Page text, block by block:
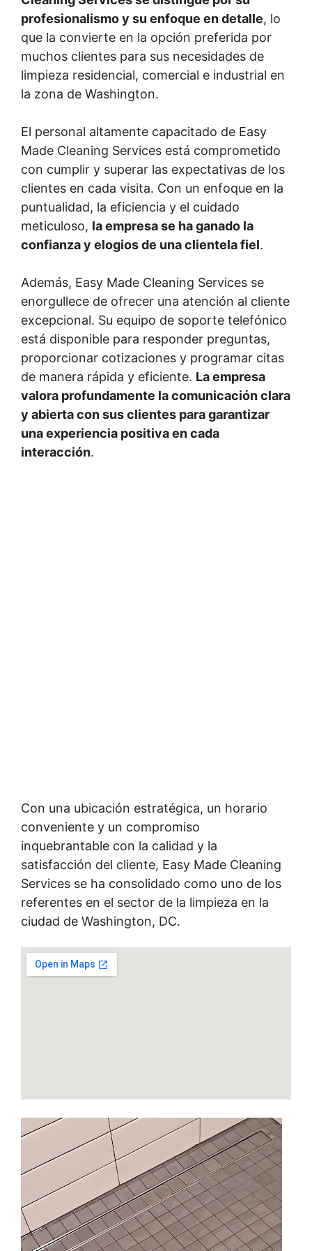
profesionalismo y su enfoque en detalle, lo
que la convierte en la opción preferida por
muchos clientes para sus necesidades de
limpieza residencial, comercial e industrial en
la zona de Washington.
El personal altamente capacitado de Easy
Made Cleaning Services está comprometido
con cumplir y superar las expectativas de los
clientes en cada visita. Con un enfoque en la
puntualidad, la eficiencia y el cuidado
meticuloso, la empresa se ha ganado la
confianza y elogios de una clientela fiel.
Además, Easy Made Cleaning Services se
enorgullece de ofrecer una atención al cliente
excepcional. Su equipo de soporte telefónico
está disponible para responder preguntas,
proporcionar cotizaciones y programar citas
de manera rápida y eficiente. La empresa
valora profundamente la comunicación clara
y abierta con sus clientes para garantizar
una experiencia positiva en cada
interacción.
Con una ubicación estratégica, un horario
conveniente y un compromiso
inquebrantable con la calidad y la
satisfacción del cliente, Easy Made Cleaning
Services se ha consolidado como uno de los
referentes en el sector de la limpieza en la
ciudad de Washington, DC.